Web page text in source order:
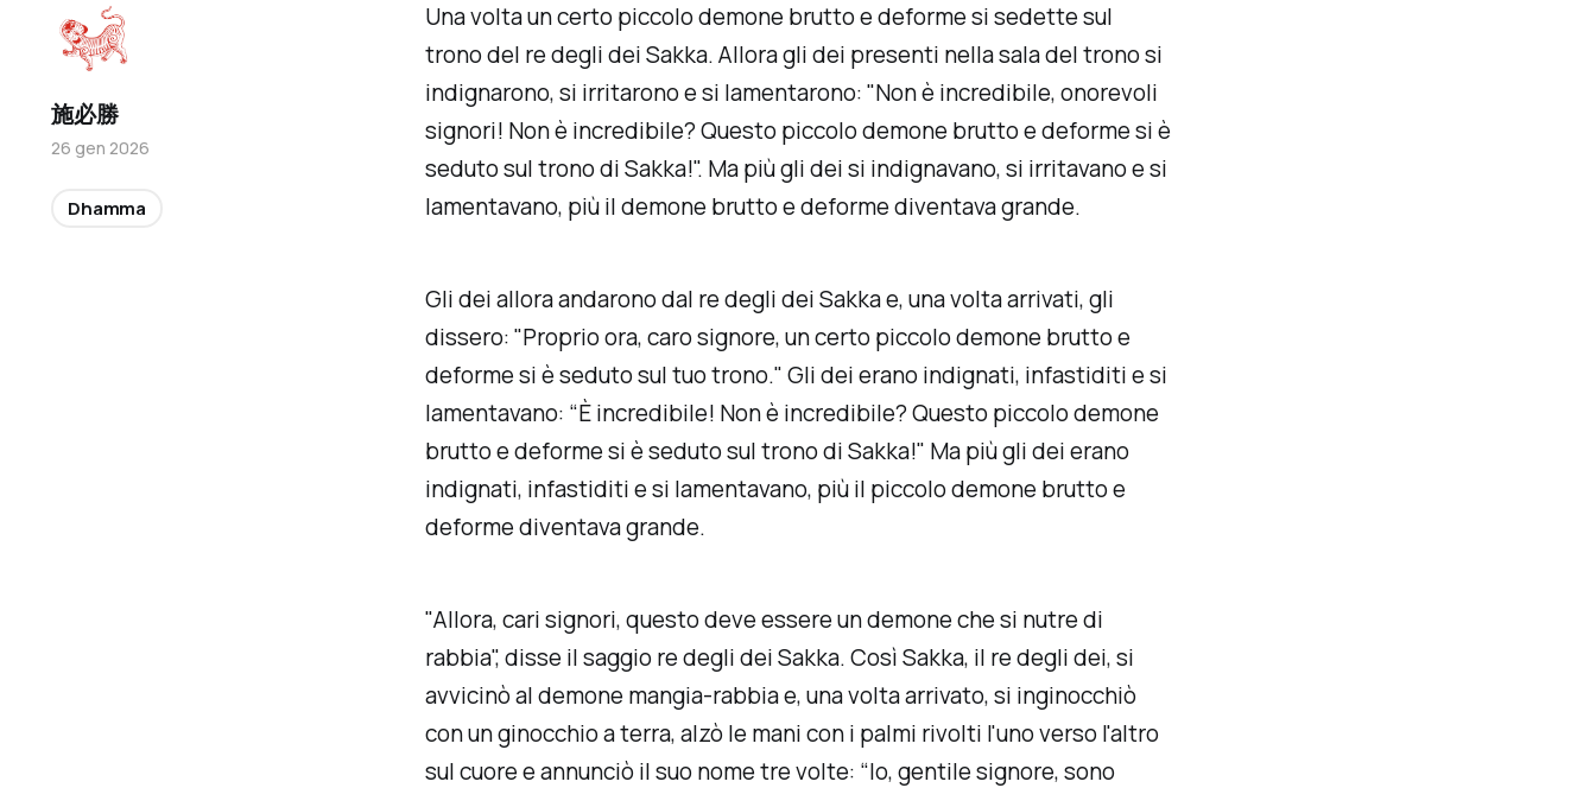
Una volta un certo piccolo demone brutto e deforme si sedette sul
trono del re degli dei Sakka. Allora gli dei presenti nella sala del trono si
indignarono, si irritarono e si lamentarono: "Non è incredibile, onorevoli
signori! Non è incredibile? Questo piccolo demone brutto e deforme si è
seduto sul trono di Sakka!". Ma più gli dei si indignavano, si irritavano e si
lamentavano, più il demone brutto e deforme diventava grande.
Gli dei allora andarono dal re degli dei Sakka e, una volta arrivati, gli
dissero: "Proprio ora, caro signore, un certo piccolo demone brutto e
deforme si è seduto sul tuo trono." Gli dei erano indignati, infastiditi e si
lamentavano: “È incredibile! Non è incredibile? Questo piccolo demone
brutto e deforme si è seduto sul trono di Sakka!" Ma più gli dei erano
indignati, infastiditi e si lamentavano, più il piccolo demone brutto e
deforme diventava grande.
"Allora, cari signori, questo deve essere un demone che si nutre di
rabbia", disse il saggio re degli dei Sakka. Così Sakka, il re degli dei, si
avvicinò al demone mangia-rabbia e, una volta arrivato, si inginocchiò
con un ginocchio a terra, alzò le mani con i palmi rivolti l'uno verso l'altro
sul cuore e annunciò il suo nome tre volte: “Io, gentile signore, sono
施必勝
26 gen 2026
Dhamma